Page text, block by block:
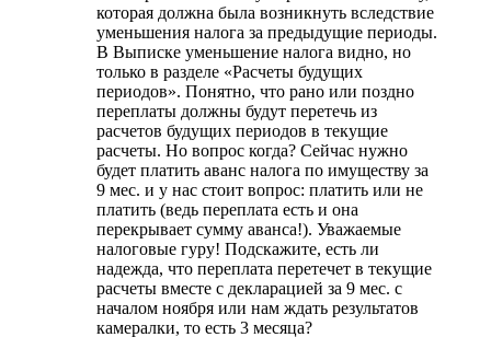
которая должна была возникнуть вследствие
уменьшения налога за предыдущие периоды.
В Выписке уменьшение налога видно, но
только в разделе «Расчеты будущих
периодов». Понятно, что рано или поздно
переплаты должны будут перетечь из
расчетов будущих периодов в текущие
расчеты. Но вопрос когда? Сейчас нужно
будет платить аванс налога по имуществу за
9 мес. и у нас стоит вопрос: платить или не
платить (ведь переплата есть и она
перекрывает сумму аванса!). Уважаемые
налоговые гуру! Подскажите, есть ли
надежда, что переплата перетечет в текущие
расчеты вместе с декларацией за 9 мес. с
началом ноября или нам ждать результатов
камералки, то есть 3 месяца?